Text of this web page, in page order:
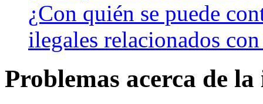
¿Con quién se puede
ilegales relacionados
Problemas acerca de